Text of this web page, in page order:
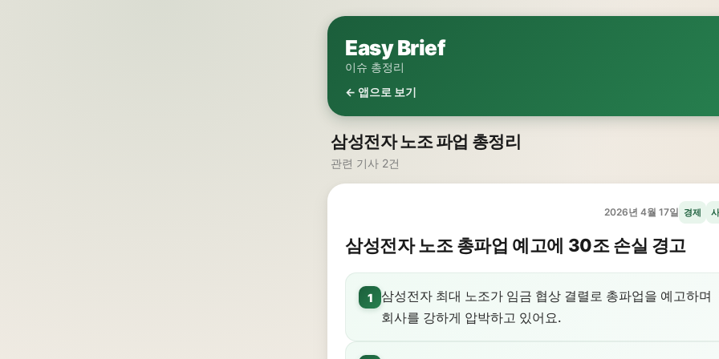
Easy Brief
이슈 총정리
← 앱으로 보기
삼성전자 노조 파업 총정리
관련 기사 2건
2026년 4월 17일 경제
삼성전자 노조 총파업 예고에 30조 손실 경고
1
삼성전자 최대 노조가 임금 협상 결렬로 총파업을 예고하며
회사를 강하게 압박하고 있어요.